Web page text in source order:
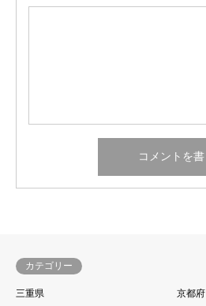
カテゴリー
三重県
京都府